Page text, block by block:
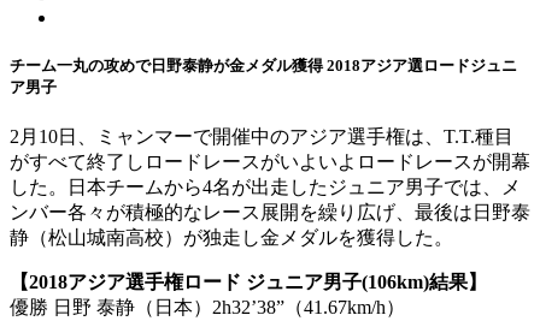
チーム一丸の攻めで日野泰静が金メダル獲得 2018アジア選ロードジュニ
ア男子
2月10日、ミャンマーで開催中のアジア選手権は、T.T.種目
がすべて終了しロードレースがいよいよロードレースが開幕
した。日本チームから4名が出走したジュニア男子では、メ
ンバー各々が積極的なレース展開を繰り広げ、最後は日野泰
静（松山城南高校）が独走し金メダルを獲得した。
【2018アジア選手権ロード ジュニア男子(106km)結果】
優勝 日野 泰静（日本）2h32’38”（41.67km/h）